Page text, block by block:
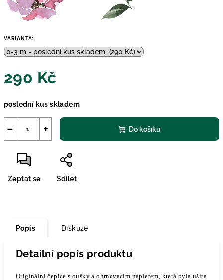
VARIANTA:
290 Kč
cena:
poslední kus skladem
+
− Do košíku
Zeptat se Sdílet
Popis Diskuze
Detailní popis produktu
Origínální čepice s oušky a ohrnovacím nápletem, která byla ušita